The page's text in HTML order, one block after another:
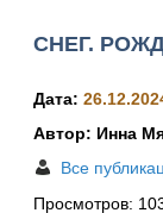
СНЕГ.
Дата:
Автор: Инна
Все
Просмотров: